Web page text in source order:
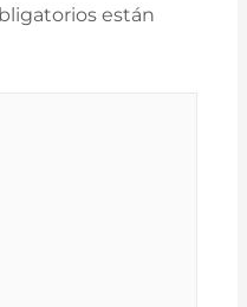
están